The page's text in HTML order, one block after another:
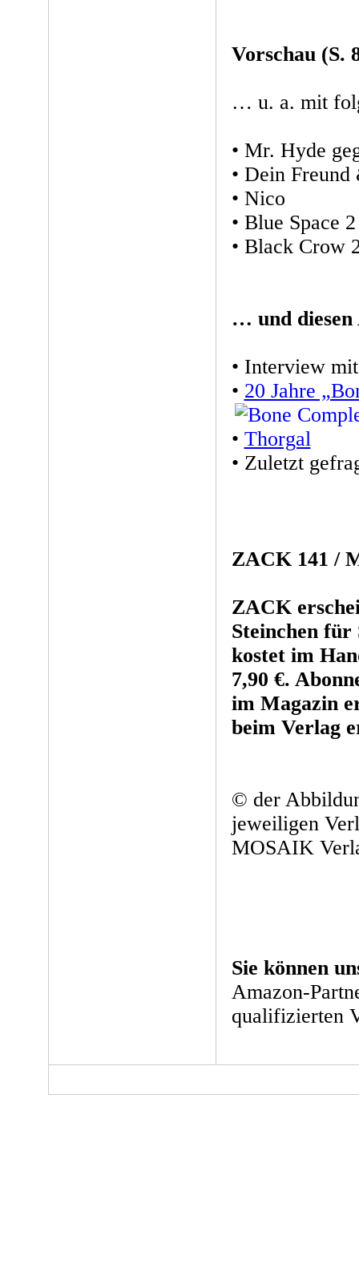
Vorschau (S.
… u. a. mit
• Mr. Hyde
• Dein
• Nico
• Blue Space 2
• Black Crow
… und
• Interview
• 20 Jahre
• Thorgal
• Zuletzt
ZACK 141 /
ZACK
Steinchen für
kostet im
7,90 €.
im Magazin
beim Verlag
© der
jeweiligen
MOSAIK
Sie können
Amazon-
qualifizierten